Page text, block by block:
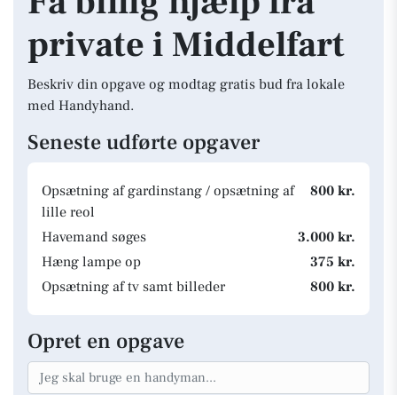
private i Middelfart
Beskriv din opgave og modtag gratis bud fra lokale
med Handyhand.
Seneste udførte opgaver
Opsætning af gardinstang / opsætning af
lille reol
800 kr.
Havemand søges
3.000 kr.
Hæng lampe op
375 kr.
Opsætning af tv samt billeder
800 kr.
Opret en opgave